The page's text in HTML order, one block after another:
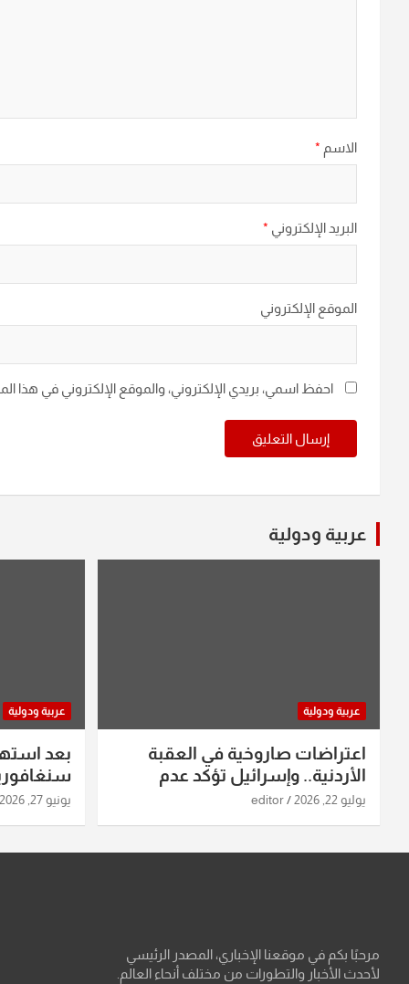
الاسم *
البريد الإلكتروني *
الموقع الإلكتروني
احفظ اسمي، بريدي الإلكتروني، والموقع الإلكتروني في هذا
عربية ودولية
عربية ودولية
اعتراضات صاروخية في العقبة
الأردنية.. وإسرائيل تؤكد عدم
استهدافها
يوليو 22, 2026 editor
عربية ودولية
بعد
ومواقع
يونيو 27, 2026
مرحبًا بكم في موقعنا الإخباري، المصدر الرئيسي
لأحدث الأخبار والتطورات من مختلف أنحاء العالم.